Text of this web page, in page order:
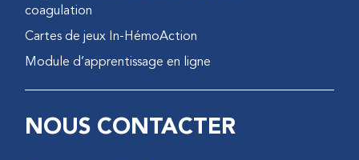
coagulation
Cartes de jeux In-HémoAction
Module d’apprentissage en ligne
NOUS CONTACTER